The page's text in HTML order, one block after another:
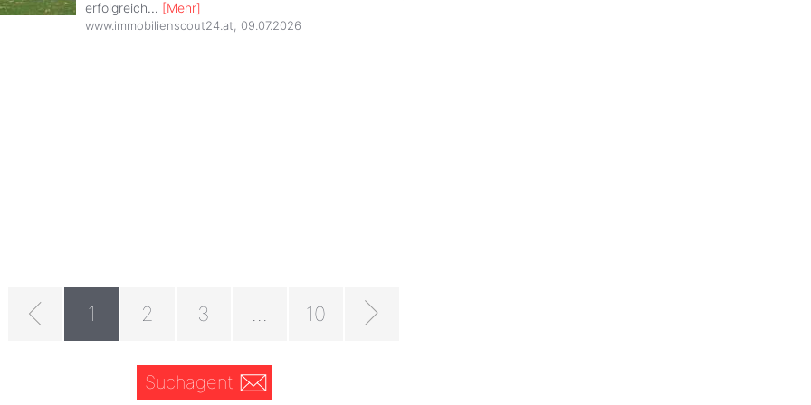
erfolgreich... [Mehr]
www.immobilienscout24.at 09.07.2026
1 2 3 10
Suchagent